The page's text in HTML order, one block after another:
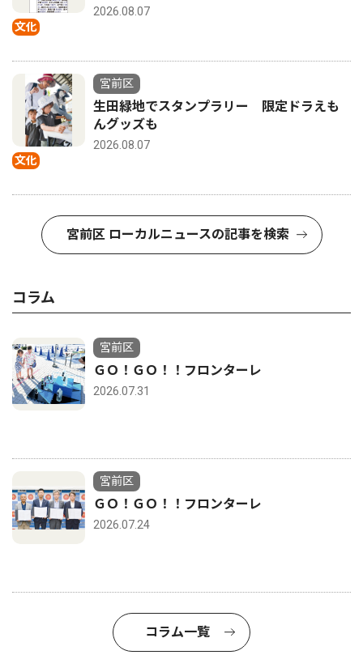
文化
2026.08.07
文化
宮前区
生田緑地でスタンプラリー 限定ドラえも
んグッズも
2026.08.07
宮前区 ローカルニュースの記事を検索
コラム
宮前区
ＧＯ！ＧＯ！！フロンターレ
2026.07.31
宮前区
ＧＯ！ＧＯ！！フロンターレ
2026.07.24
コラム一覧